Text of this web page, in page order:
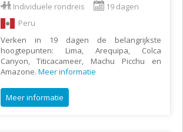
Individuele rondreis
19 dagen
Peru
Verken in 19 dagen de belangrijkste
hoogtepunten: Lima, Arequipa, Colca
Canyon, Titicacameer, Machu Picchu en
Amazone. Meer informatie
Meer informatie